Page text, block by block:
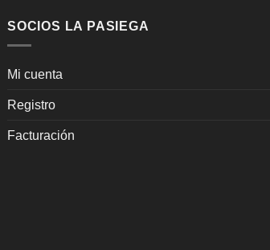
SOCIOS LA PASIEGA
Mi cuenta
Registro
Facturación